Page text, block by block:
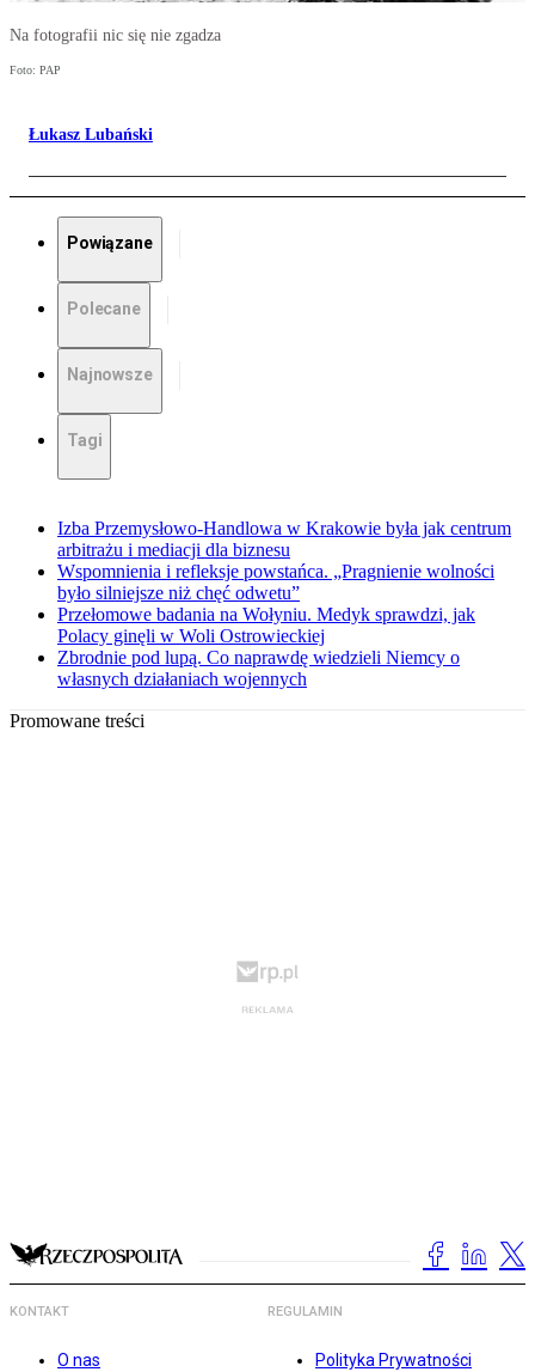
Na fotografii nic się nie zgadza
Foto: PAP
Łukasz Lubański
Powiązane
Polecane
Najnowsze
Tagi
Izba Przemysłowo-Handlowa w Krakowie była jak centrum
arbitrażu i mediacji dla biznesu
Wspomnienia i refleksje powstańca. „Pragnienie wolności
było silniejsze niż chęć odwetu”
Przełomowe badania na Wołyniu. Medyk sprawdzi, jak
Polacy ginęli w Woli Ostrowieckiej
Zbrodnie pod lupą. Co naprawdę wiedzieli Niemcy o
własnych działaniach wojennych
Promowane treści
KONTAKT
O nas
REGULAMIN
Polityka Prywatności